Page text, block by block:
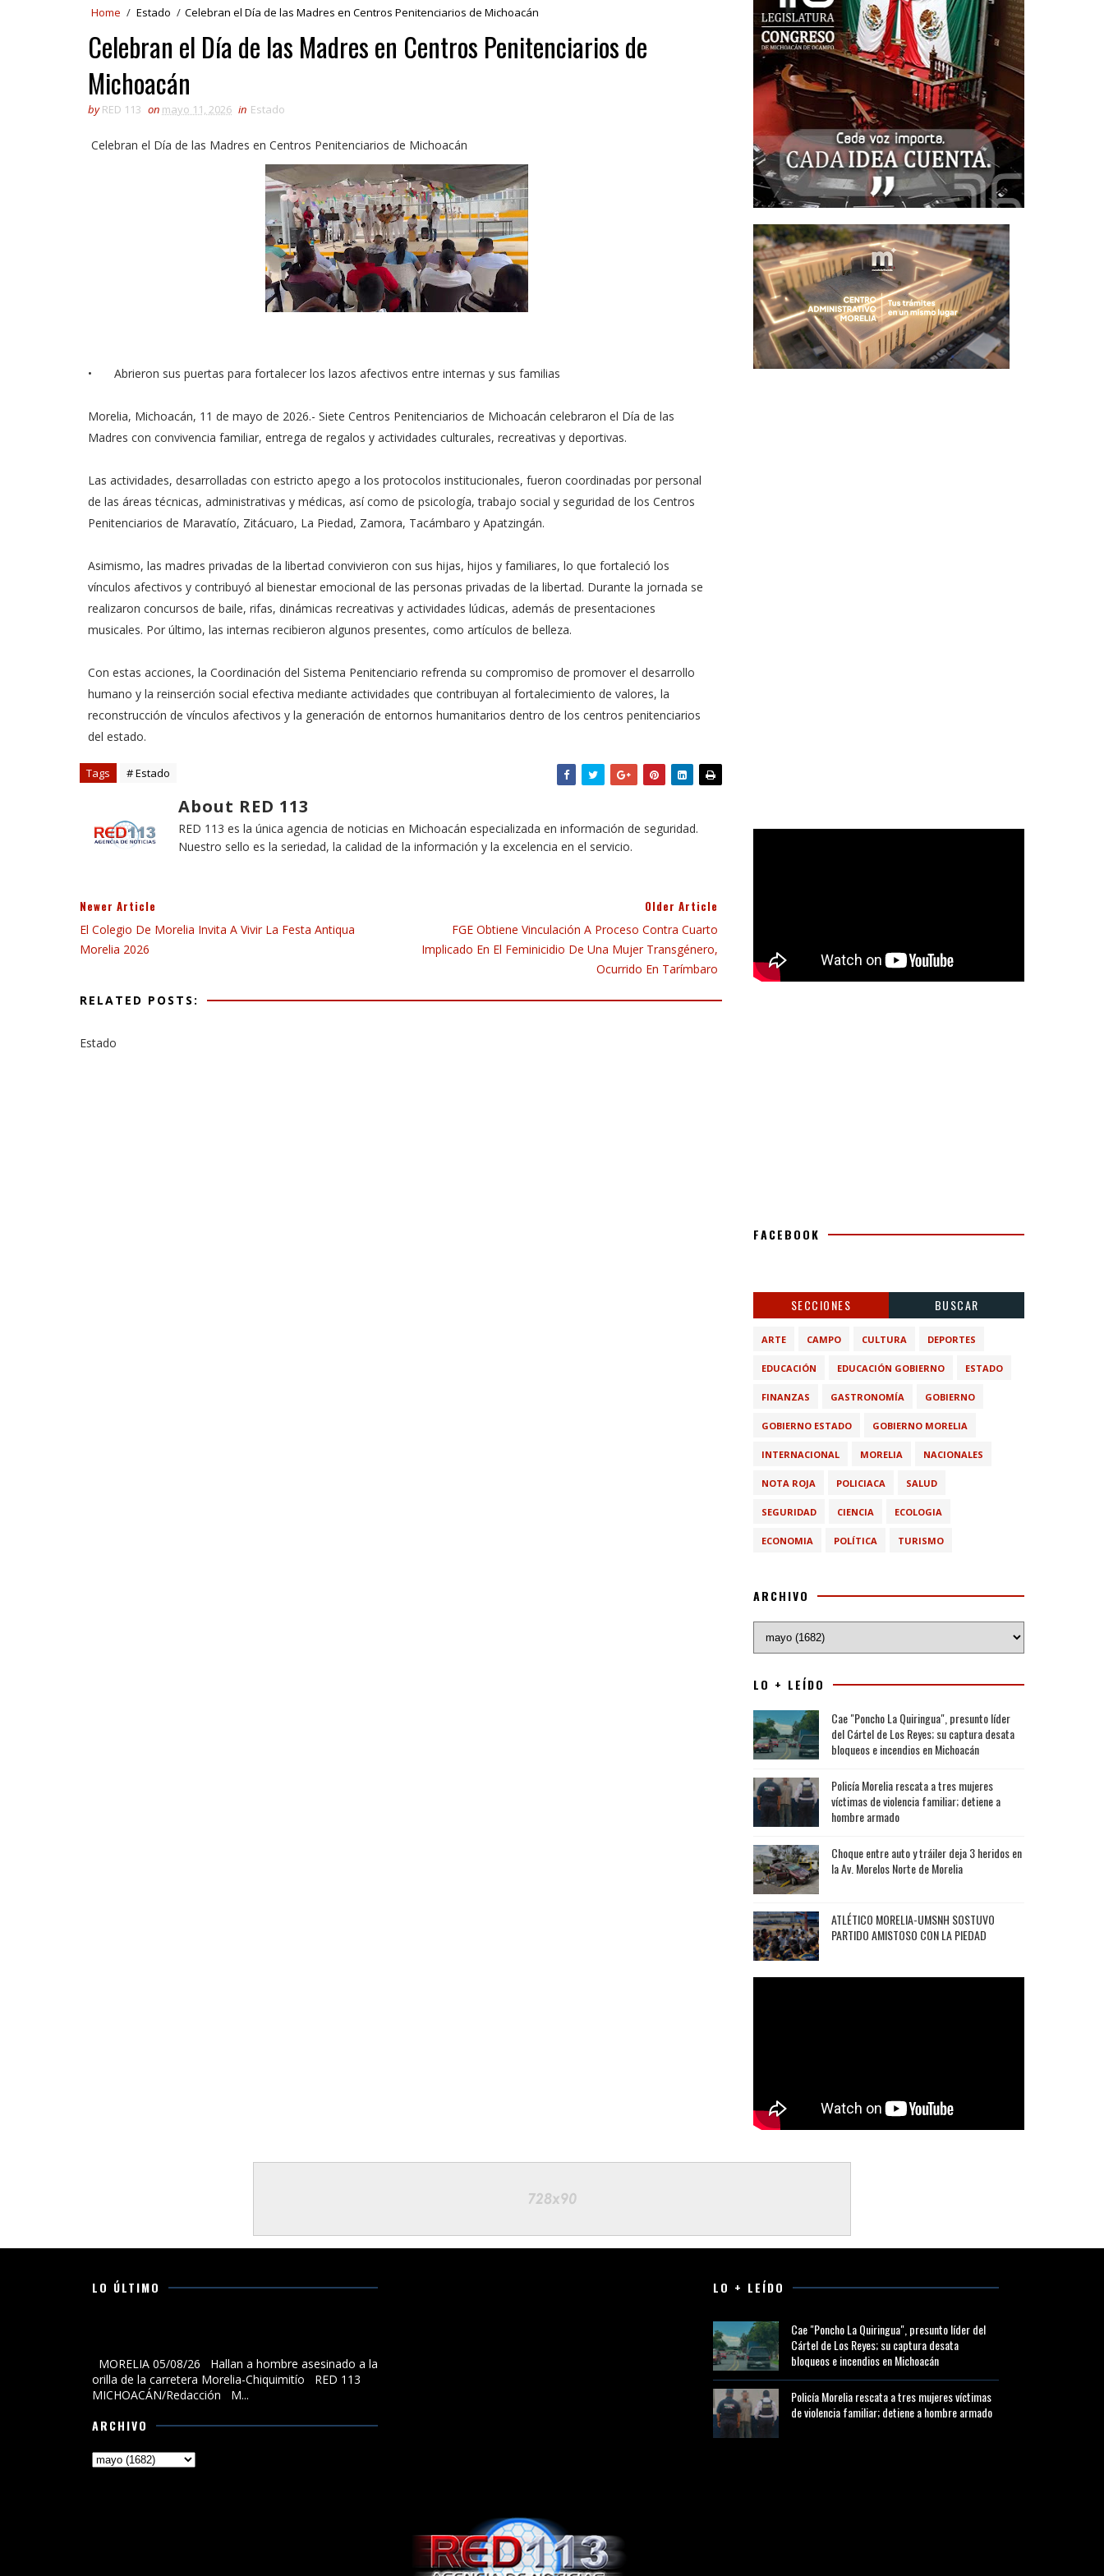
Home / Estado / Celebran el Día de las Madres en Centros Penitenciarios de Michoacán
Celebran el Día de las Madres en Centros Penitenciarios de
Michoacán
by RED 113 on mayo 11, 2026 in Estado
Celebran el Día de las Madres en Centros Penitenciarios de Michoacán
• Abrieron sus puertas para fortalecer los lazos afectivos entre internas y sus familias
Morelia, Michoacán, 11 de mayo de 2026.- Siete Centros Penitenciarios de Michoacán celebraron el Día de las
Madres con convivencia familiar, entrega de regalos y actividades culturales, recreativas y deportivas.
Las actividades, desarrolladas con estricto apego a los protocolos institucionales, fueron coordinadas por personal
de las áreas técnicas, administrativas y médicas, así como de psicología, trabajo social y seguridad de los Centros
Penitenciarios de Maravatío, Zitácuaro, La Piedad, Zamora, Tacámbaro y Apatzingán.
Asimismo, las madres privadas de la libertad convivieron con sus hijas, hijos y familiares, lo que fortaleció los
vínculos afectivos y contribuyó al bienestar emocional de las personas privadas de la libertad. Durante la jornada se
realizaron concursos de baile, rifas, dinámicas recreativas y actividades lúdicas, además de presentaciones
musicales. Por último, las internas recibieron algunos presentes, como artículos de belleza.
Con estas acciones, la Coordinación del Sistema Penitenciario refrenda su compromiso de promover el desarrollo
humano y la reinserción social efectiva mediante actividades que contribuyan al fortalecimiento de valores, la
reconstrucción de vínculos afectivos y la generación de entornos humanitarios dentro de los centros penitenciarios
del estado.
Tags # Estado
About RED 113
RED 113 es la única agencia de noticias en Michoacán especializada en información de seguridad.
Nuestro sello es la seriedad, la calidad de la información y la excelencia en el servicio.
Newer Article
El Colegio De Morelia Invita A Vivir La Festa Antiqua
Morelia 2026
Older Article
FGE Obtiene Vinculación A Proceso Contra Cuarto
Implicado En El Feminicidio De Una Mujer Transgénero,
Ocurrido En Tarímbaro
RELATED POSTS:
Estado
FACEBOOK
SECCIONES BUSCAR
ARTE CAMPO CULTURA DEPORTES
EDUCACIÓN EDUCACIÓN GOBIERNO ESTADO
FINANZAS GASTRONOMÍA GOBIERNO
GOBIERNO ESTADO GOBIERNO MORELIA
INTERNACIONAL MORELIA NACIONALES
NOTA ROJA POLICIACA SALUD
SEGURIDAD CIENCIA ECOLOGIA
ECONOMIA POLÍTICA TURISMO
ARCHIVO
LO + LEÍDO
Cae "Poncho La Quiringua", presunto líder
del Cártel de Los Reyes; su captura desata
bloqueos e incendios en Michoacán
Policía Morelia rescata a tres mujeres
víctimas de violencia familiar; detiene a
hombre armado
Choque entre auto y tráiler deja 3 heridos en
la Av. Morelos Norte de Morelia
ATLÉTICO MORELIA-UMSNH SOSTUVO
PARTIDO AMISTOSO CON LA PIEDAD
LO ÚLTIMO
MORELIA 05/08/26 Hallan a hombre asesinado a la
orilla de la carretera Morelia-Chiquimitío RED 113
MICHOACÁN/Redacción M...
ARCHIVO
LO + LEÍDO
Cae "Poncho La Quiringua", presunto líder del
Cártel de Los Reyes; su captura desata
bloqueos e incendios en Michoacán
Policía Morelia rescata a tres mujeres víctimas
de violencia familiar; detiene a hombre armado